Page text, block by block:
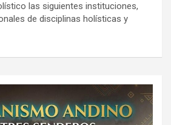
las siguientes instituciones,
de disciplinas holísticas y